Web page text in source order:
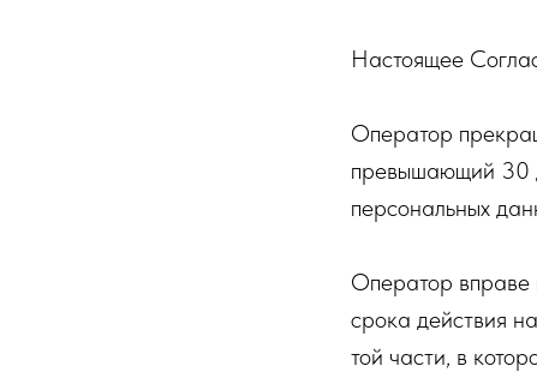
Настоящее
Оператор
превышающий 30
персональных
Оператор вправе
срока действия
той части, в